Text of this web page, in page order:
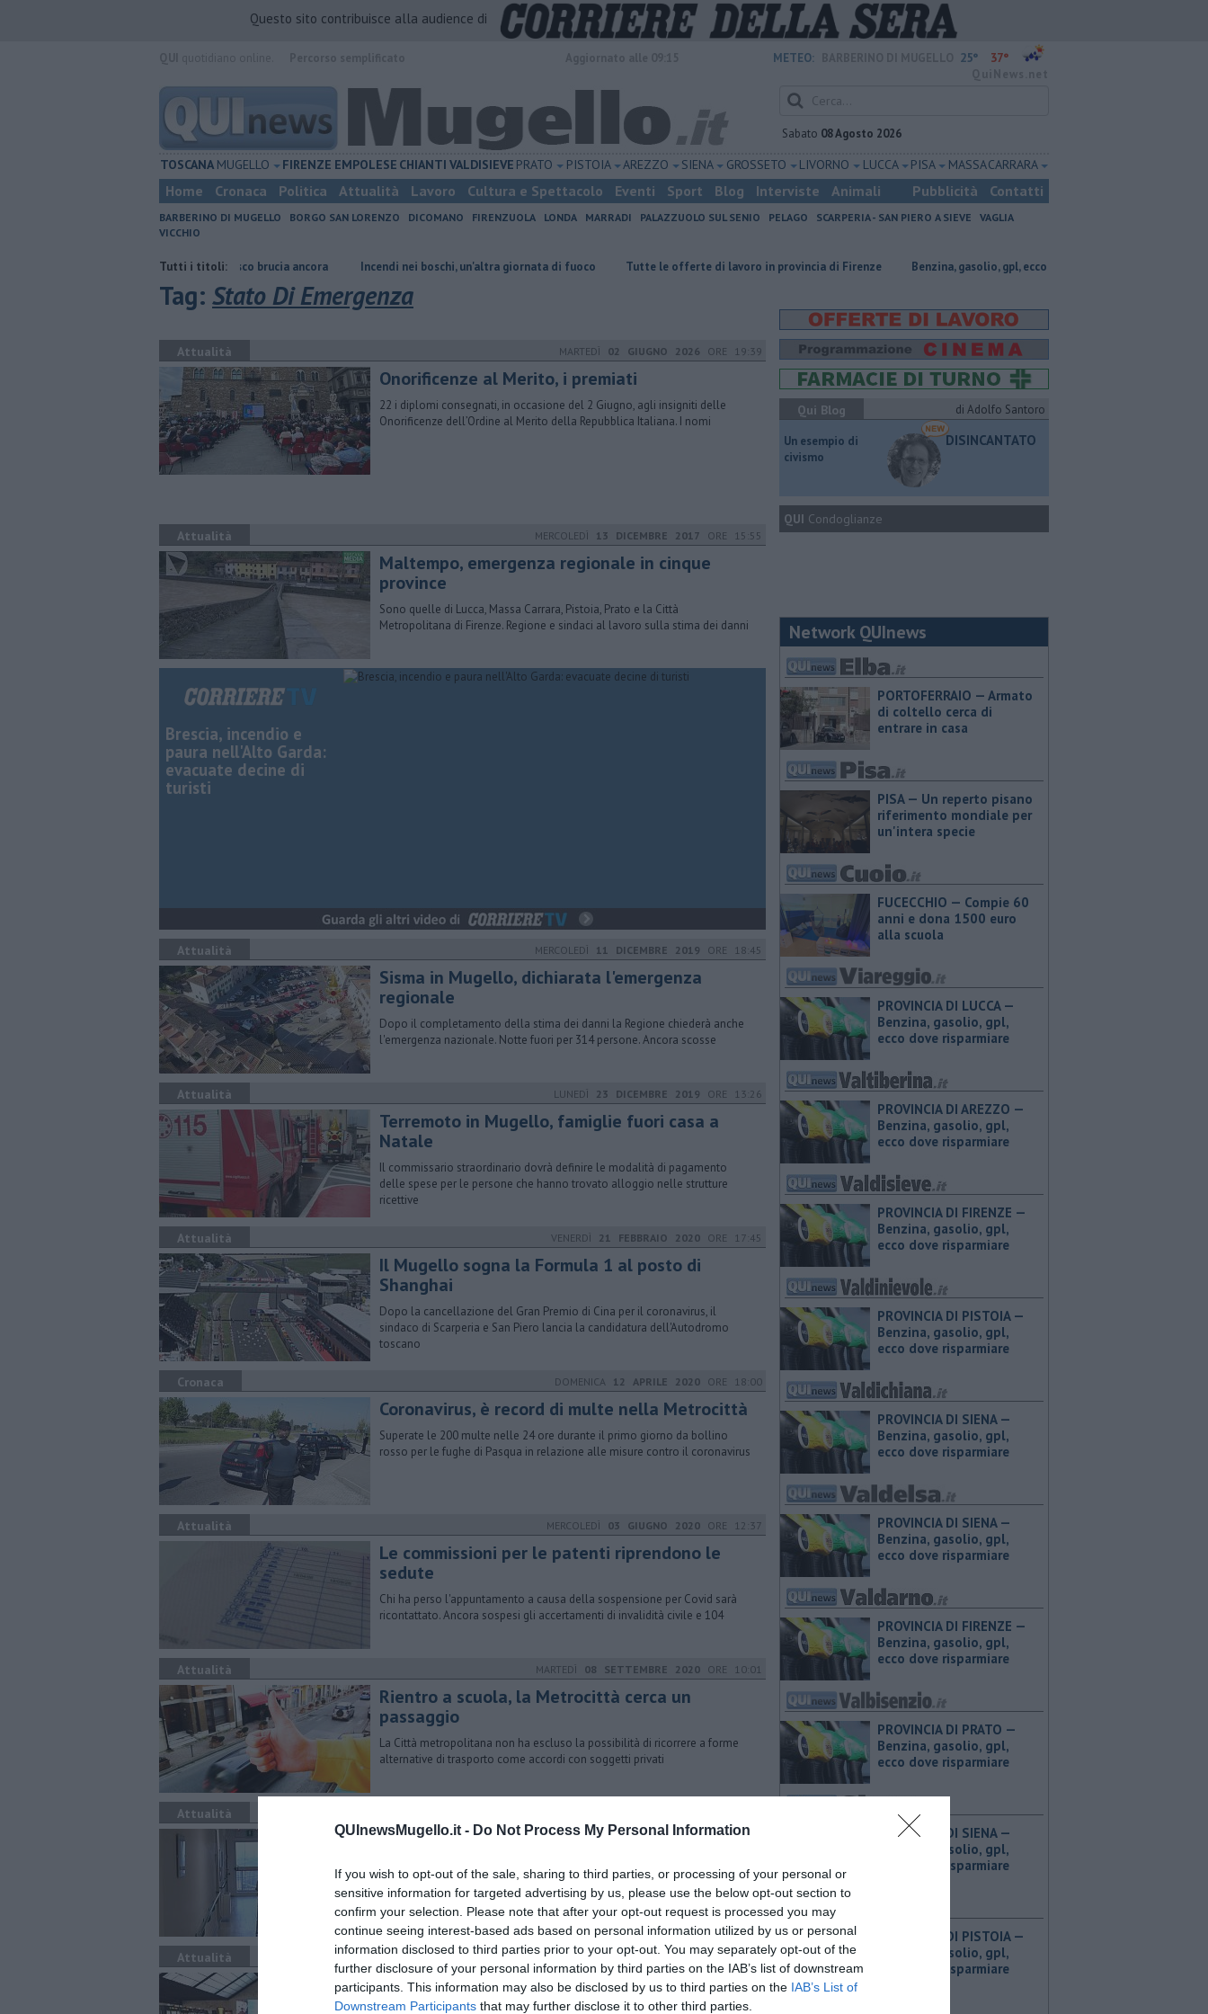
QUInewsMugello.it - Do Not Process My Personal Information
If you wish to opt-out of the sale, sharing to third parties, or processing of your personal or
sensitive information for targeted advertising by us, please use the below opt-out section to
confirm your selection. Please note that after your opt-out request is processed you may
continue seeing interest-based ads based on personal information utilized by us or personal
information disclosed to third parties prior to your opt-out. You may separately opt-out of the
further disclosure of your personal information by third parties on the IAB’s list of downstream
participants. This information may also be disclosed by us to third parties on the IAB’s List of
Downstream Participants that may further disclose it to other third parties.
Questo sito contribuisce alla audience di
METEO: 25° 37°
Sabato 08 Agosto 2026
TOSCANA MUGELLO FIRENZE EMPOLESE CHIANTI VALDISIEVE PRATO PISTOIA AREZZO SIENA GROSSETO LIVORNO LUCCA PISA MASSA CARRARA
Home Cronaca Politica Attualità Lavoro Cultura e Spettacolo Eventi Sport Blog Interviste Animali Pubblicità Contatti
BARBERINO DI MUGELLO BORGO SAN LORENZO DICOMANO FIRENZUOLA LONDA MARRADI PALAZZUOLO SUL SENIO PELAGO SCARPERIA - SAN PIERO A SIEVE
VAGLIA
VICCHIO
Tutti i titoli:
Notte di fuoco e il bosco brucia ancora Incendi nei boschi, un'altra giornata di fuoco ​Tutte le offerte di lavoro in provincia di Firenze ​Benzina, gasolio, gpl, ecco dove risparmiare
Tag: Stato Di Emergenza
Attualità MARTEDÌ 02 GIUGNO 2026 ORE 19:39
Onorificenze al Merito, i premiati
22 i diplomi consegnati, in occasione del 2 Giugno, agli insigniti delle
Onorificenze dell’Ordine al Merito della Repubblica Italiana. I nomi
Attualità MERCOLEDÌ 13 DICEMBRE 2017 ORE 15:55
Maltempo, emergenza regionale in cinque
province
Sono quelle di Lucca, Massa Carrara, Pistoia, Prato e la Città
Metropolitana di Firenze. Regione e sindaci al lavoro sulla stima dei danni
Brescia, incendio e
paura nell'Alto Garda:
evacuate decine di
turisti
Attualità MERCOLEDÌ 11 DICEMBRE 2019 ORE 18:45
Sisma in Mugello, dichiarata l'emergenza
regionale
Dopo il completamento della stima dei danni la Regione chiederà anche
l'emergenza nazionale. Notte fuori per 314 persone. Ancora scosse
Attualità LUNEDÌ 23 DICEMBRE 2019 ORE 13:26
Terremoto in Mugello, famiglie fuori casa a
Natale
Il commissario straordinario dovrà definire le modalità di pagamento
delle spese per le persone che hanno trovato alloggio nelle strutture
ricettive
Attualità VENERDÌ 21 FEBBRAIO 2020 ORE 17:45
Il Mugello sogna la Formula 1 al posto di
Shanghai
Dopo la cancellazione del Gran Premio di Cina per il coronavirus, il
sindaco di Scarperia e San Piero lancia la candidatura dell'Autodromo
toscano
Cronaca DOMENICA 12 APRILE 2020 ORE 18:00
Coronavirus, è record di multe nella Metrocittà
Superate le 200 multe nelle 24 ore durante il primo giorno da bollino
rosso per le fughe di Pasqua in relazione alle misure contro il coronavirus
Attualità MERCOLEDÌ 03 GIUGNO 2020 ORE 12:37
Le commissioni per le patenti riprendono le
sedute
Chi ha perso l'appuntamento a causa della sospensione per Covid sarà
ricontattato. Ancora sospesi gli accertamenti di invalidità civile e 104
Attualità MARTEDÌ 08 SETTEMBRE 2020 ORE 10:01
Rientro a scuola, la Metrocittà cerca un
passaggio
La Città metropolitana non ha escluso la possibilità di ricorrere a forme
alternative di trasporto come accordi con soggetti privati
Attualità
Covid, 220 positivi nelle rsa della Asl centro
Sono 163 gli ospiti risultati positivi durante il monitoraggio effettuato dal
team di specialisti composto da geriatri, medici ed infermieri
Attualità SABATO02 GENNAIO 2021ORE 10:15
L'emergenza Covid ferma i treni regionali
Cancellazioni e sostituzioni per contrastare il diffondersi del virus. Il
Qui Blog di Adolfo Santoro
​Un esempio di
civismo
DISINCANTATO
QUI Condoglianze
Network QUInews
PORTOFERRAIO — Armato
di coltello cerca di
entrare in casa
PISA — Un reperto pisano
riferimento mondiale per
un'intera specie
FUCECCHIO — Compie 60
anni e dona 1500 euro
alla scuola
PROVINCIA DI LUCCA — ​
Benzina, gasolio, gpl,
ecco dove risparmiare
PROVINCIA DI AREZZO — ​
Benzina, gasolio, gpl,
ecco dove risparmiare
PROVINCIA DI FIRENZE — ​
Benzina, gasolio, gpl,
ecco dove risparmiare
PROVINCIA DI PISTOIA — ​
Benzina, gasolio, gpl,
ecco dove risparmiare
PROVINCIA DI SIENA — ​
Benzina, gasolio, gpl,
ecco dove risparmiare
PROVINCIA DI SIENA — ​
Benzina, gasolio, gpl,
ecco dove risparmiare
PROVINCIA DI FIRENZE — ​
Benzina, gasolio, gpl,
ecco dove risparmiare
PROVINCIA DI PRATO — ​
Benzina, gasolio, gpl,
ecco dove risparmiare
PROVINCIA DI SIENA — ​
Benzina, gasolio, gpl,
ecco dove risparmiare
PROVINCIA DI PISTOIA — ​
Benzina, gasolio, gpl,
ecco dove risparmiare